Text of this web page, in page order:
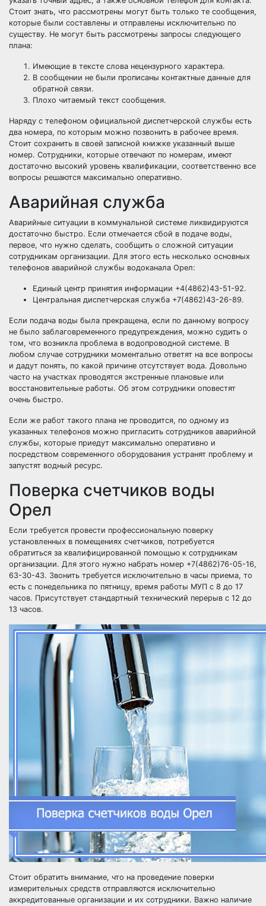
Стоит знать, что рассмотрены могут быть только те сообщения,
которые были составлены и отправлены исключительно по
существу. Не могут быть рассмотрены запросы следующего
плана:
Имеющие в тексте слова нецензурного характера.
В сообщении не были прописаны контактные данные для
обратной связи.
Плохо читаемый текст сообщения.
Наряду с телефоном официальной диспетчерской службы есть
два номера, по которым можно позвонить в рабочее время.
Стоит сохранить в своей записной книжке указанный выше
номер. Сотрудники, которые отвечают по номерам, имеют
достаточно высокий уровень квалификации, соответственно все
вопросы решаются максимально оперативно.
Аварийная служба
Аварийные ситуации в коммунальной системе ликвидируются
достаточно быстро. Если отмечается сбой в подаче воды,
первое, что нужно сделать, сообщить о сложной ситуации
сотрудникам организации. Для этого есть несколько основных
телефонов аварийной службы водоканала Орел:
Единый центр принятия информации +4(4862)43-51-92.
Центральная диспетчерская служба +7(4862)43-26-89.
Если подача воды была прекращена, если по данному вопросу
не было заблаговременного предупреждения, можно судить о
том, что возникла проблема в водопроводной системе. В
любом случае сотрудники моментально ответят на все вопросы
и дадут понять, по какой причине отсутствует вода. Довольно
часто на участках проводятся экстренные плановые или
восстановительные работы. Об этом сотрудники оповестят
очень быстро.
Если же работ такого плана не проводится, по одному из
указанных телефонов можно пригласить сотрудников аварийной
службы, которые приедут максимально оперативно и
посредством современного оборудования устранят проблему и
запустят водный ресурс.
Поверка счетчиков воды
Орел
Если требуется провести профессиональную поверку
установленных в помещениях счетчиков, потребуется
обратиться за квалифицированной помощью к сотрудникам
организации. Для этого нужно набрать номер +7(4862)76-05-16,
63-30-43. Звонить требуется исключительно в часы приема, то
есть с понедельника по пятницу, время работы МУП с 8 до 17
часов. Присутствует стандартный технический перерыв с 12 до
13 часов.
Стоит обратить внимание, что на проведение поверки
измерительных средств отправляются исключительно
аккредитованные организации и их сотрудники. Важно наличие